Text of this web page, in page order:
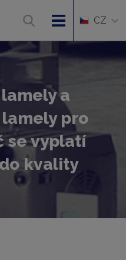
CZ
a
pro
se vyplatí
kvality